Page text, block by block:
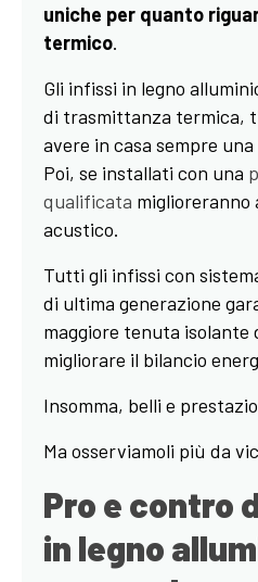
uniche per quanto
termico.
Gli infissi in legno
di trasmittanza termica,
avere in casa sempre
Poi, se installati con una
qualificata miglioreranno
acustico.
Tutti gli infissi con
di ultima generazione
maggiore tenuta isolante
migliorare il bilancio
Insomma, belli e
Ma osserviamoli più da
Pro e contro
in legno